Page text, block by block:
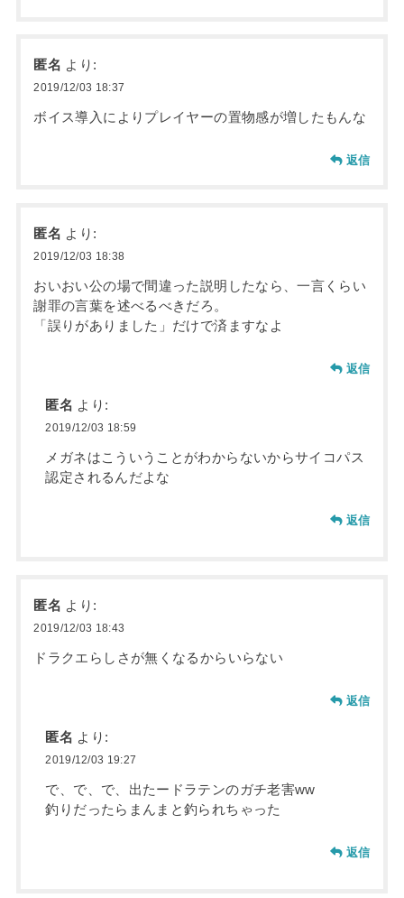
匿名 より:
2019/12/03 18:37
ボイス導入によりプレイヤーの置物感が増したもんな
返信
匿名 より:
2019/12/03 18:38
おいおい公の場で間違った説明したなら、一言くらい
謝罪の言葉を述べるべきだろ。
「誤りがありました」だけで済ますなよ
返信
匿名 より:
2019/12/03 18:59
メガネはこういうことがわからないからサイコパス
認定されるんだよな
返信
匿名 より:
2019/12/03 18:43
ドラクエらしさが無くなるからいらない
返信
匿名 より:
2019/12/03 19:27
で、で、で、出たードラテンのガチ老害ww
釣りだったらまんまと釣られちゃった
返信